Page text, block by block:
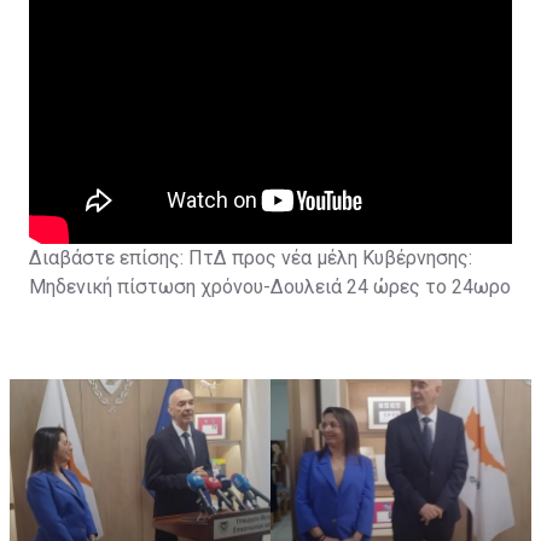
Διαβάστε επίσης: ΠτΔ προς νέα μέλη Κυβέρνησης:
Μηδενική πίστωση χρόνου-Δουλειά 24 ώρες το 24ωρο